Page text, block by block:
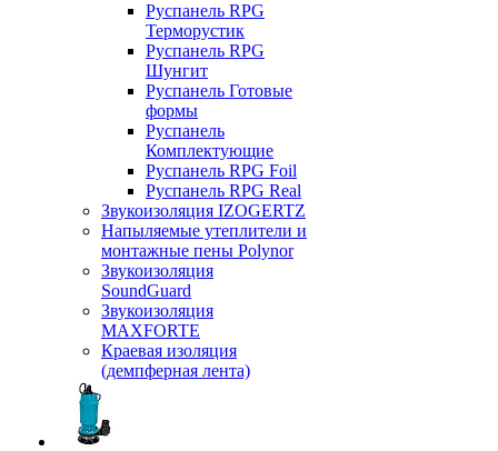
Руспанель RPG
Терморустик
Руспанель RPG
Шунгит
Руспанель Готовые
формы
Руспанель
Комплектующие
Руспанель RPG Foil
Руспанель RPG Real
Звукоизоляция IZOGERTZ
Напыляемые утеплители и
монтажные пены Polynor
Звукоизоляция
SoundGuard
Звукоизоляция
MAXFORTE
Краевая изоляция
(демпферная лента)